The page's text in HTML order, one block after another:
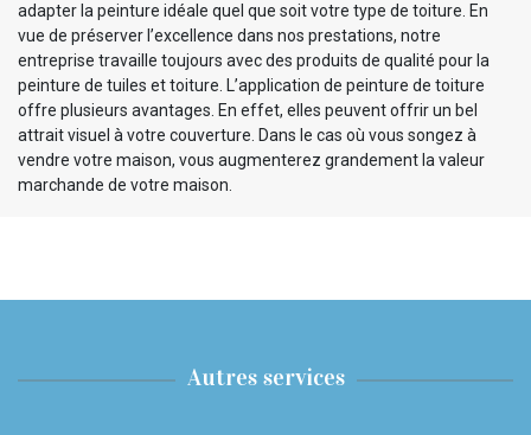
adapter la peinture idéale quel que soit votre type de toiture. En
vue de préserver l’excellence dans nos prestations, notre
entreprise travaille toujours avec des produits de qualité pour la
peinture de tuiles et toiture. L’application de peinture de toiture
offre plusieurs avantages. En effet, elles peuvent offrir un bel
attrait visuel à votre couverture. Dans le cas où vous songez à
vendre votre maison, vous augmenterez grandement la valeur
marchande de votre maison.
Autres services